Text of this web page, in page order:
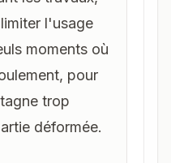
l'usage
moments où
pour
trop
déformée.